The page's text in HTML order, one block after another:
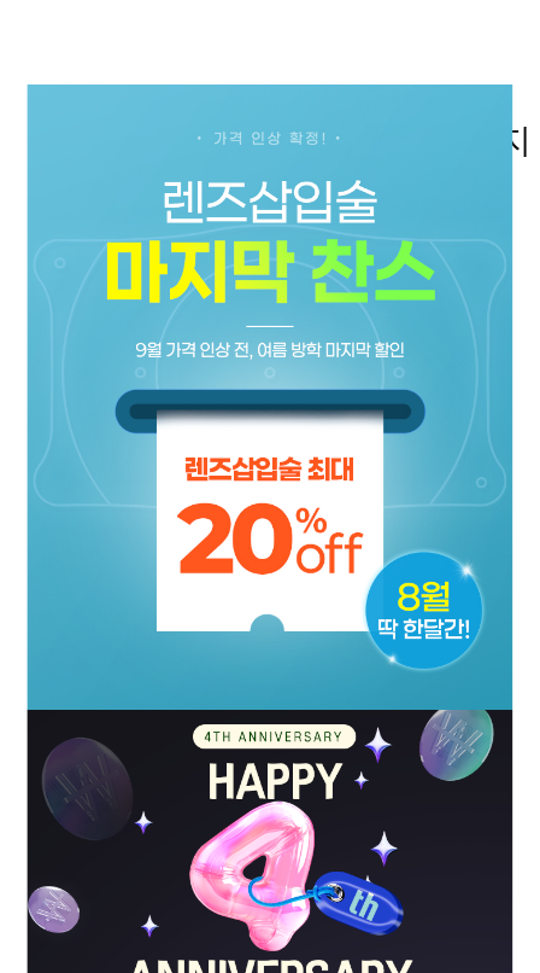
모든 순간이 더 특별 해
소중한 눈을 맡겨 주셔서
진심으로 감사드립니다.
고객체험기
수원퍼스트안과 소식
제휴안내
시력교정센터
CORRECTING